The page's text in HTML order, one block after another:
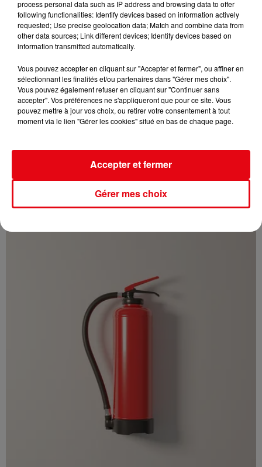
Cambriolages : une hausse de 5,8 % enregistrée en France en
process personal data such as IP address and browsing data to offer
following functionalities: Identify devices based on information actively
requested; Use precise geolocation data; Match and combine data from
other data sources; Link different devices; Identify devices based on
information transmitted automatically.
Vous pouvez accepter en cliquant sur "Accepter et fermer", ou affiner en
sélectionnant les finalités et/ou partenaires dans "Gérer mes choix".
Vous pouvez également refuser en cliquant sur "Continuer sans
accepter". Vos préférences ne s'appliqueront que pour ce site. Vous
pouvez mettre à jour vos choix, ou retirer votre consentement à tout
moment via le lien "Gérer les cookies" situé en bas de chaque page.
Gérer mes choix
Accepter et fermer